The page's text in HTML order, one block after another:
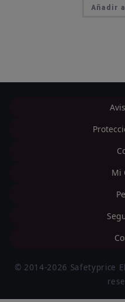
Añadir
Mi
© 2014-2026 Safetyprice